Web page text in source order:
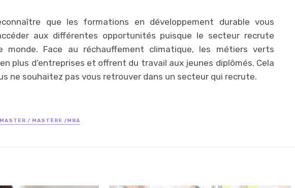
que les formations en développement durable vous
aux différentes opportunités puisque le secteur recrute
monde. Face au réchauffement climatique, les métiers verts
plus d’entreprises et offrent du travail aux jeunes diplômés. Cela
ne souhaitez pas vous retrouver dans un secteur qui recrute.
MASTER / MASTÈRE /MBA